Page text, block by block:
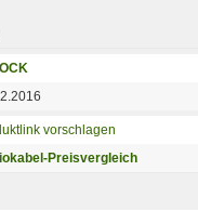
vorschlagen
Preisvergleich